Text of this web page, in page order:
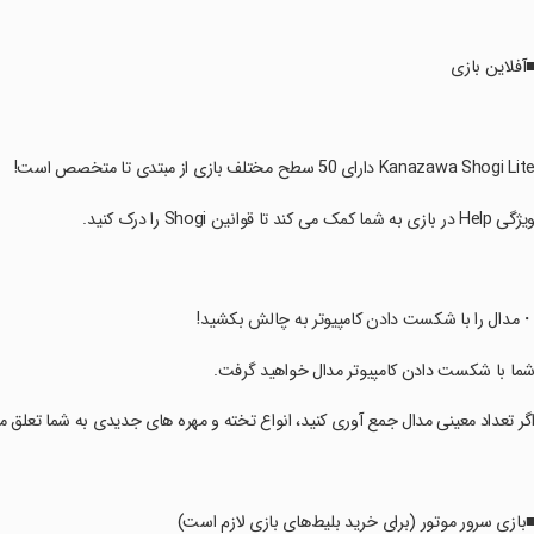
‏■آفلاین بازی
‏ویژگی Help در بازی به شما کمک می کند تا قوانین Shogi را درک کنید.
‏・مدال را با شکست دادن کامپیوتر به چالش بکشید!
‏شما با شکست دادن کامپیوتر مدال خواهید گرفت.
‏اگر تعداد معینی مدال جمع آوری کنید، انواع تخته و مهره های جدیدی به شما تعلق
‏■بازی سرور موتور (برای خرید بلیط‌های بازی لازم است)